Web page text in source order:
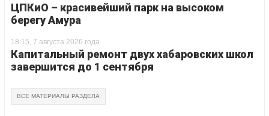
ЦПКиО – красивейший парк на высоком
берегу Амура
18:15, 7 августа 2026 года
Капитальный ремонт двух хабаровских школ
завершится до 1 сентября
ВСЕ МАТЕРИАЛЫ РАЗДЕЛА